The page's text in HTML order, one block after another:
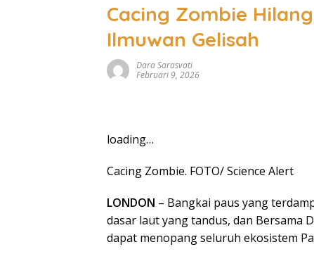
Cacing Zombie
Ilmuwan Gelisah
Dara Sarasvati
Februari 9, 2026
loading…
Cacing Zombie. FOTO/ Science Alert
LONDON – Bangkai paus yang
dasar laut yang tandus, dan Bersama
dapat menopang seluruh ekosistem